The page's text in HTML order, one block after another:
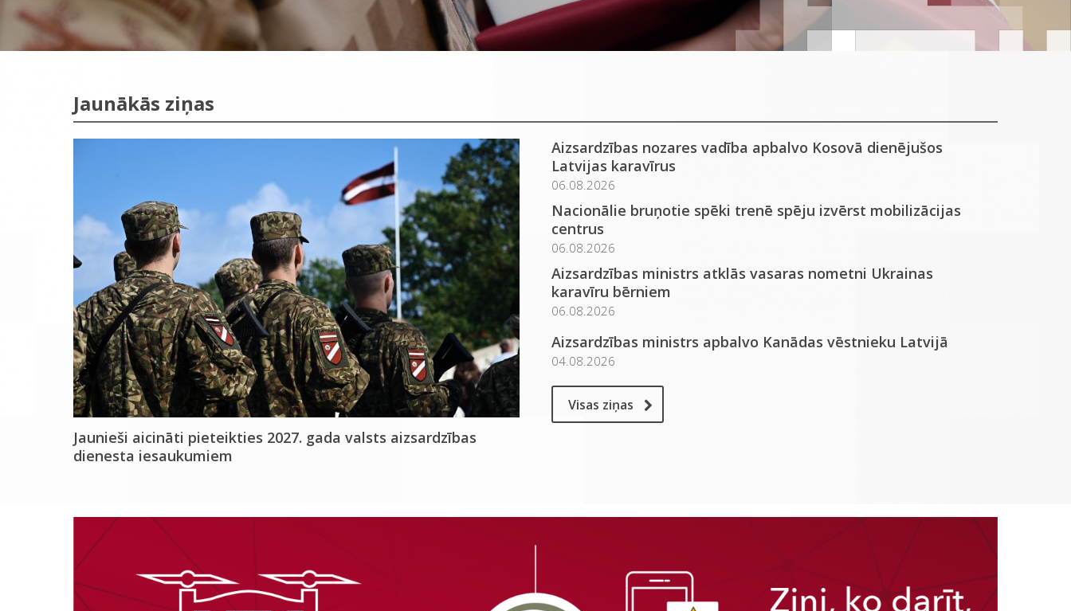
Jaunākās ziņas
Jaunieši aicināti pieteikties 2027. gada valsts aizsardzības
dienesta iesaukumiem
Aizsardzības nozares vadība apbalvo Kosovā dienējušos
Latvijas karavīrus
06.08.2026
Nacionālie bruņotie spēki trenē spēju izvērst mobilizācijas
centrus
06.08.2026
Aizsardzības ministrs atklās vasaras nometni Ukrainas
karavīru bērniem
06.08.2026
Aizsardzības ministrs apbalvo Kanādas vēstnieku Latvijā
04.08.2026
Visas ziņas